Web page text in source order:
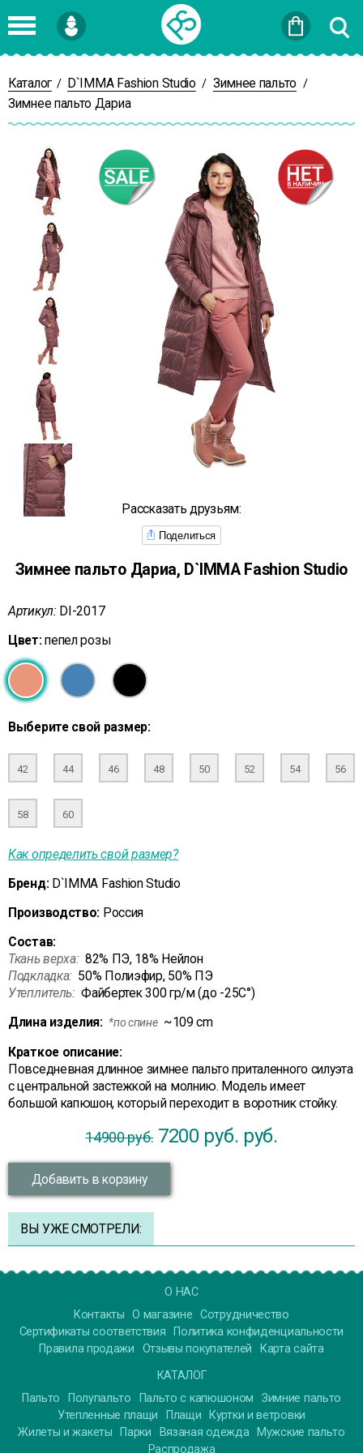
Войти
Каталог / D`IMMA Fashion Studio / Зимнее пальто /
Зимнее пальто Дариа
Рассказать друзьям:
Поделиться
Зимнее пальто Дариа, D`IMMA Fashion Studio
Артикул: DI-2017
Цвет: пепел розы
Выберите свой размер:
42 44 46 48 50 52 54 56
58 60
Как определить свой размер?
Бренд: D`IMMA Fashion Studio
Производство: Россия
Состав:
Ткань верха: 82% ПЭ, 18% Нейлон
Подкладка: 50% Полиэфир, 50% ПЭ
Утеплитель: Файбертек 300 гр/м (до -25С°)
Длина изделия: *по спине ~109 cm
Краткое описание:
Повседневная длинное зимнее пальто приталенного силуэта
с центральной застежкой на молнию. Модель имеет
большой капюшон, который переходит в воротник стойку.
14900 руб. 7200 руб. руб.
Добавить в корзину
ВЫ УЖЕ СМОТРЕЛИ:
О НАС
Контакты
О магазине Сотрудничество
Сертификаты соответствия
Политика конфиденциальности
Правила продажи
Отзывы покупателей
Карта сайта
КАТАЛОГ
Пальто
Полупальто Пальто с капюшоном
Зимние пальто
Утепленные плащи
Плащи
Куртки и ветровки
Жилеты и жакеты
Парки Вязаная одежда
Мужские пальто
Распродажа